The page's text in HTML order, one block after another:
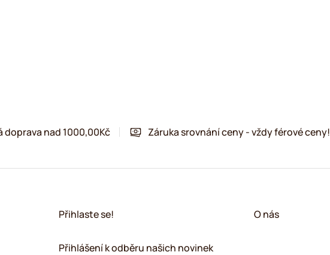
doprava nad 1000,00Kč Záruka srovnání ceny - vždy férové ceny!
Přihlaste se!
Přihlášení k odběru našich novinek
O nás